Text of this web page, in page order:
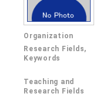
Organization
Research Fields,
Keywords
Teaching and
Research Fields